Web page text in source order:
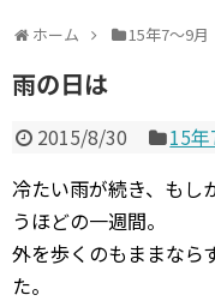
ホーム 15年7〜9月
雨の日は
2015/8/30 15
冷たい雨が続き、もし
うほどの一週間。
外を歩くのもままなら
た。